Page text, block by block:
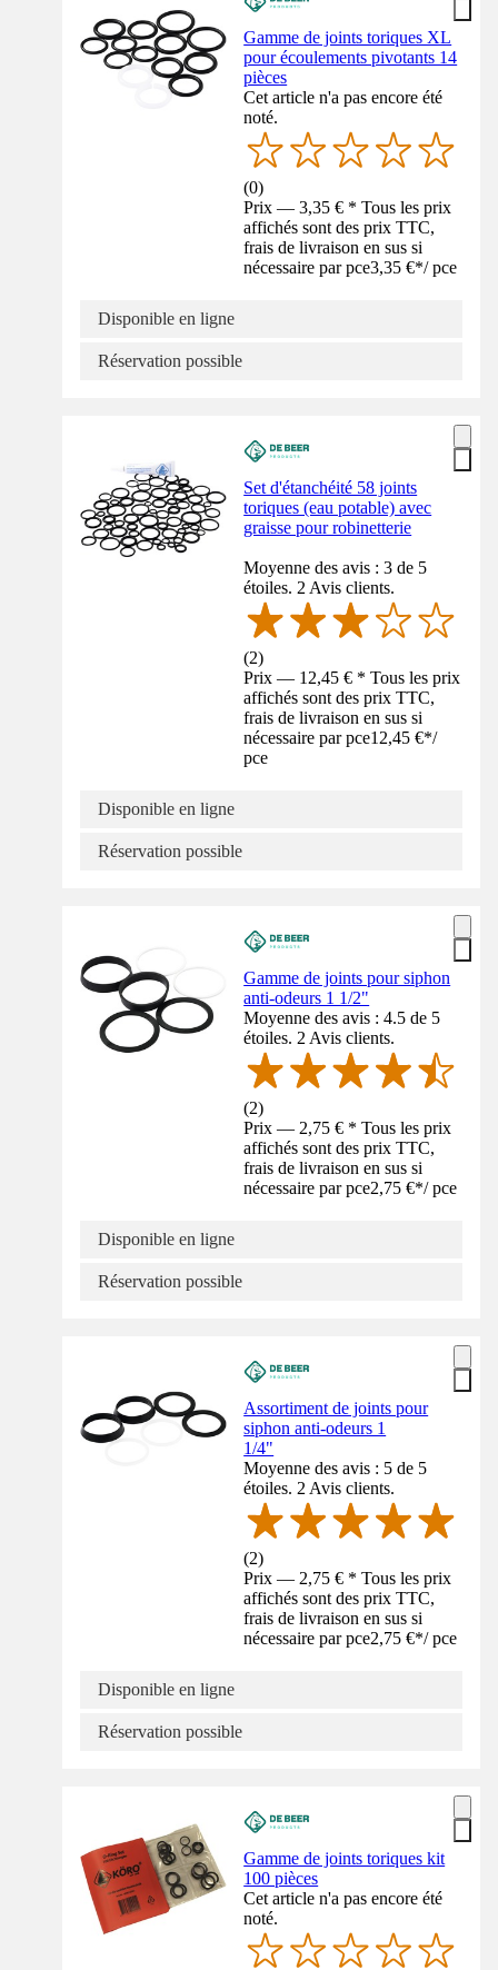
Gamme de joints toriques XL
pour écoulements pivotants 14
pièces
Cet article n'a pas encore été
noté.
(0)
Prix — 3,35 € * Tous les prix
affichés sont des prix TTC,
frais de livraison en sus si
nécessaire par pce3,35 €*/ pce
Disponible en ligne
Réservation possible
Set d'étanchéité 58 joints
toriques (eau potable) avec
graisse pour robinetterie
Moyenne des avis : 3 de 5
étoiles. 2 Avis clients.
(2)
Prix — 12,45 € * Tous les prix
affichés sont des prix TTC,
frais de livraison en sus si
nécessaire par pce12,45 €*/
pce
Disponible en ligne
Réservation possible
Gamme de joints pour siphon
anti-odeurs 1 1/2"
Moyenne des avis : 4.5 de 5
étoiles. 2 Avis clients.
(2)
Prix — 2,75 € * Tous les prix
affichés sont des prix TTC,
frais de livraison en sus si
nécessaire par pce2,75 €*/ pce
Disponible en ligne
Réservation possible
Assortiment de joints pour
siphon anti-odeurs 1
1/4"
Moyenne des avis : 5 de 5
étoiles. 2 Avis clients.
(2)
Prix — 2,75 € * Tous les prix
affichés sont des prix TTC,
frais de livraison en sus si
nécessaire par pce2,75 €*/ pce
Disponible en ligne
Réservation possible
Gamme de joints toriques kit
100 pièces
Cet article n'a pas encore été
noté.